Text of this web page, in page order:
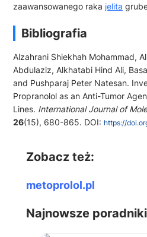
zaawansowanego raka jelita
Bibliografia
Alzahrani Shiekhah Mohammad,
Abdulaziz, Alkhatabi Hind Ali,
and Pushparaj Peter Natesan.
Propranolol as an Anti-Tumor
Lines. International Journal of
26(15), 680-865. DOI: https://
Zobacz też:
metoprolol.pl
Najnowsze